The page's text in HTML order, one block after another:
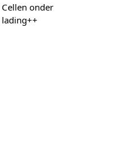
Cellen onder
lading++